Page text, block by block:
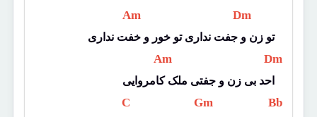
Am Dm
تو زن و جفت نداری تو خور و خفت نداری
Am Dm
احد بی زن و جفتی ملک کامروایی
C Gm Bb